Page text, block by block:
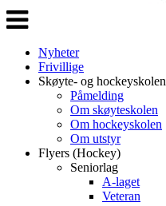
Veksle
navigasjon
Nyheter
Frivillige
Skøyte- og hockeyskolen
Påmelding
Om skøyteskolen
Om hockeyskolen
Om utstyr
Flyers (Hockey)
Seniorlag
A-laget
Veteran